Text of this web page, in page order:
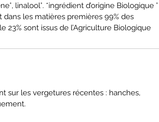
linalool°. *ingrédient d’origine Biologique °
les matières premières 99% des
23% sont issus de l’Agriculture Biologique
sur les vergetures récentes : hanches,